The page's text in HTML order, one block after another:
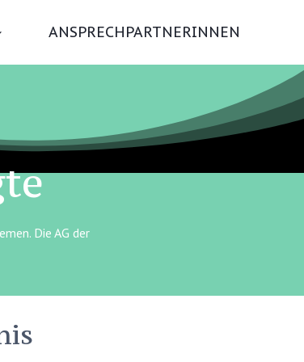
ANSPRECHPARTNERINNEN
Die AG der